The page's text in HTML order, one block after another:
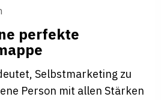
perfekte
Selbstmarketing zu
Person mit allen Stärken